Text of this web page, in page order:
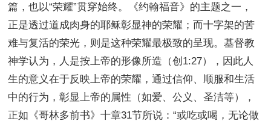
篇，也以“荣耀”贯穿始终。《约翰福音》的主题之一，
正是透过道成肉身的耶稣彰显神的荣耀；而十字架的苦
难与复活的荣光，则是这种荣耀最极致的呈现。基督教
神学认为，人是按上帝的形像所造（创1:27），因此人
生的意义在于反映上帝的荣耀，通过信仰、顺服和生活
中的行为，彰显上帝的属性（如爱、公义、圣洁等），
正如《哥林多前书》十章31节所说：“或吃或喝，无论做